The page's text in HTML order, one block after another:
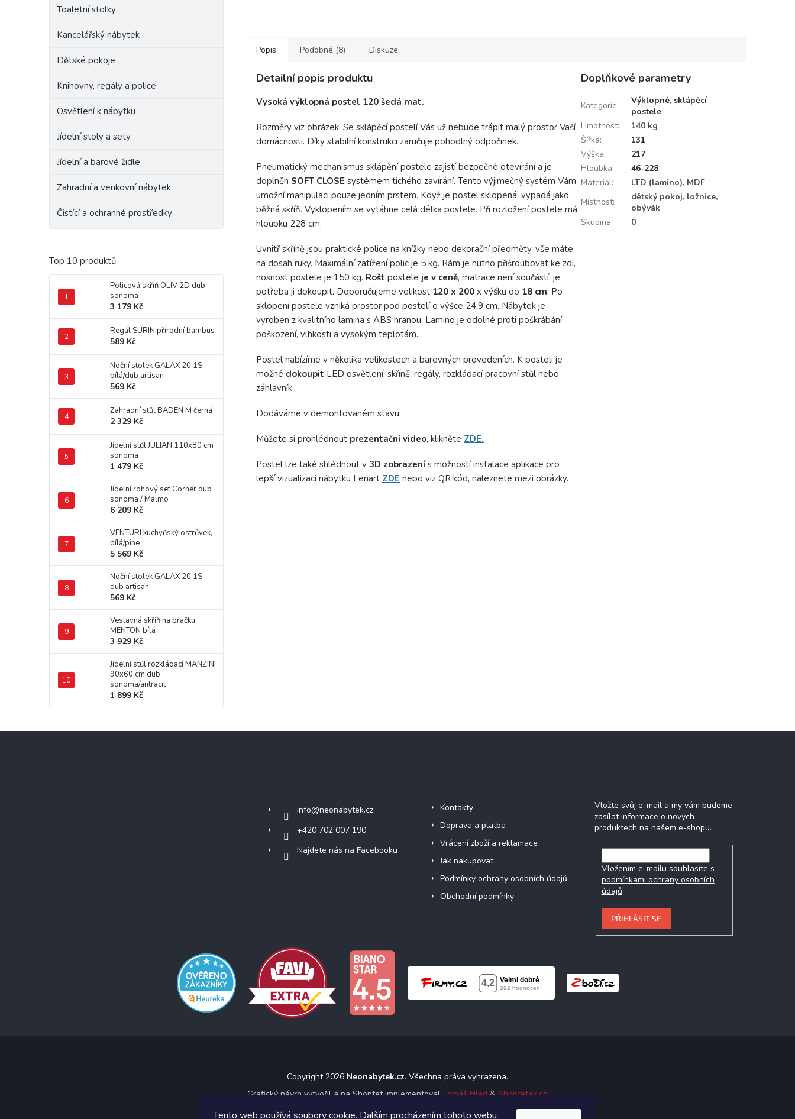
Tento web používá soubory cookie. Dalším procházením tohoto webu
Toaletní stolky
Kancelářský nábytek
Dětské pokoje
Knihovny, regály a police
Osvětlení k nábytku
Jídelní stoly a sety
Jídelní a barové židle
Zahradní a venkovní nábytek
Čistící a ochranné prostředky
Top 10 produktů
Policová skříň OLIV 2D dub
sonoma
3 179 Kč
Regál SURIN přírodní bambus
589 Kč
Noční stolek GALAX 20 1S
bílá/dub artisan
569 Kč
Zahradní stůl BADEN M černá
2 329 Kč
Jídelní stůl JULIAN 110x80 cm
sonoma
1 479 Kč
Jídelní rohový set Corner dub
sonoma / Malmo
6 209 Kč
VENTURI kuchyňský ostrůvek,
bílá/pine
5 569 Kč
Noční stolek GALAX 20 1S
dub artisan
569 Kč
Vestavná skříň na pračku
MENTON bílá
3 929 Kč
Jídelní stůl rozkládací MANZINI
90x60 cm dub
sonoma/antracit
1 899 Kč
Popis Podobné (8) Diskuze
Detailní popis produktu
Vysoká výklopná postel 120 šedá mat.
Rozměry viz obrázek. Se sklápěcí postelí Vás už nebude trápit malý prostor Vaší
domácnosti. Díky stabilní konstrukci zaručuje pohodlný odpočinek.
Pneumatický mechanismus sklápění postele zajistí bezpečné otevírání a je
doplněn SOFT CLOSE systémem tichého zavírání. Tento výjimečný systém Vám
umožní manipulaci pouze jedním prstem. Když je postel sklopená, vypadá jako
běžná skříň. Vyklopením se vytáhne celá délka postele. Při rozložení postele má
hloubku 228 cm.
Uvnitř skříně jsou praktické police na knížky nebo dekorační předměty, vše máte
na dosah ruky. Maximální zatížení polic je 5 kg. Rám je nutno přišroubovat ke zdi,
nosnost postele je 150 kg. Rošt postele je v ceně, matrace není součástí, je
potřeba ji dokoupit. Doporučujeme velikost 120 x 200 x výšku do 18 cm. Po
sklopení postele vzniká prostor pod postelí o výšce 24,9 cm. Nábytek je
vyroben z kvalitního lamina s ABS hranou. Lamino je odolné proti poškrábání,
poškození, vlhkosti a vysokým teplotám.
Postel nabízíme v několika velikostech a barevných provedeních. K posteli je
možné dokoupit LED osvětlení, skříně, regály, rozkládací pracovní stůl nebo
záhlavník.
Dodáváme v demontovaném stavu.
Můžete si prohlédnout prezentační video, klikněte ZDE.
Postel lze také shlédnout v 3D zobrazení s možností instalace aplikace pro
lepší vizualizaci nábytku Lenart ZDE nebo viz QR kód, naleznete mezi obrázky.
Doplňkové parametry
Kategorie:
Výklopné, sklápěcí
postele
Hmotnost:
140 kg
Šířka:
131
Výška:
217
Hloubka:
46-228
Materiál:
LTD (lamino), MDF
Místnost:
dětský pokoj, ložnice,
obývák
Skupina: 0
info@neonabytek.cz
+420 702 007 190
Najdete nás na Facebooku
Kontakty
Doprava a platba
Vrácení zboží a reklamace
Jak nakupovat
Podmínky ochrany osobních údajů
Obchodní podmínky
Vložte svůj e-mail a my vám budeme
zasílat informace o nových
produktech na našem e-shopu.
Vložením e-mailu souhlasíte s
podmínkami ochrany osobních
údajů
PŘIHLÁSIT SE
Copyright 2026 Neonabytek.cz. Všechna práva vyhrazena.
Grafický návrh vytvořil a na Shoptet implementoval Tomáš Hlad & Shoptetak.cz.